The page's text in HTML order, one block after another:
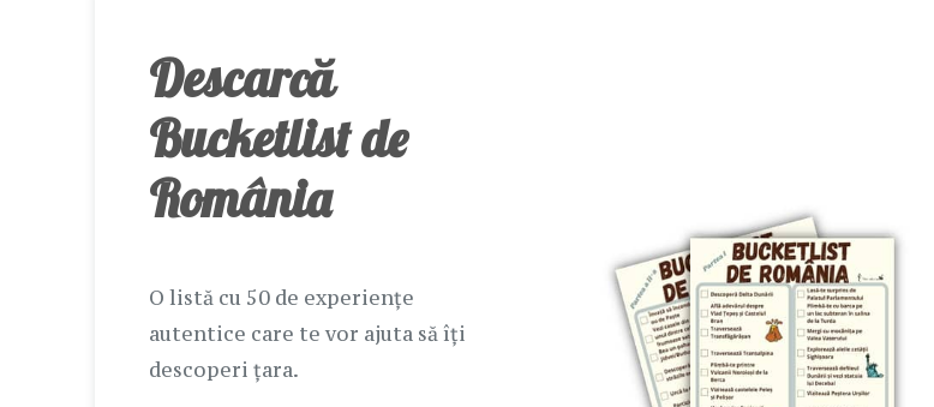
Descarcă
Bucketlist de
România
O listă cu 50 de experiențe
autentice care te vor ajuta să îți
descoperi țara.